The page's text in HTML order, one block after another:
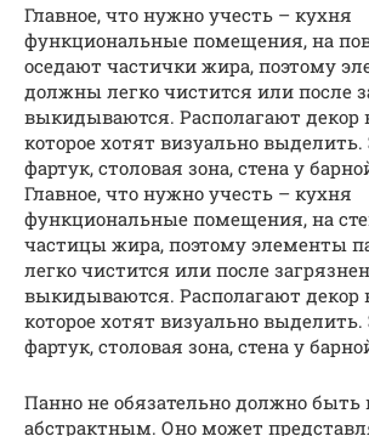
Главное, что нужно учесть – кухня
функциональные помещения, на
оседают частички жира, поэтому
должны легко чистится или после
выкидываются. Располагают декор
которое хотят визуально
фартук, столовая зона, стена у
Главное, что нужно учесть – кухня
функциональные помещения, на
частицы жира, поэтому элементы
легко чистится или после
выкидываются. Располагают декор
которое хотят визуально
фартук, столовая зона, стена у
Панно не обязательно должно
абстрактным. Оно может